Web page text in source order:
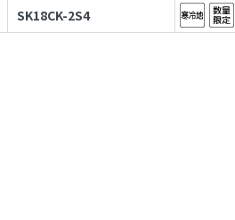
SK18CK-2S4